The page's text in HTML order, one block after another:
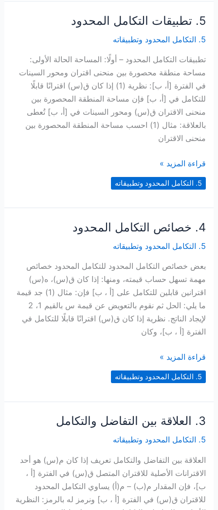
5. تطبيقات التكامل المحدود
5. التكامل المحدود وتطبيقاته
تطبيقات التكامل المحدود – أولًا: المساحة الحالة الأولى:
مساحة منطقة محصورة بين منحنى اقتران ومحور السينات
في الفترة [أ، ب]: نظرية (1) إذا كان ق(س) اقترانًا قابلًا
للتكامل في [أ، ب] فإن مساحة المنطقة المحصورة بين
منحنى الاقتران ق(س) ومحور السينات في [أ، ب] تُعطى
بالعلاقة: مثال (1) احسب مساحة المنطقة المحصورة بين
منحنى الاقتران
5.
تطبيقات
التكامل
قراءة المزيد »
5. التكامل المحدود وتطبيقاته
4. خصائص التكامل المحدود
5. التكامل المحدود وتطبيقاته
بعض خصائص التكامل المحدود للتكامل المحدود خصائص
مهمة تسهل حساب قيمته، ومنها: إذا كان ق(س)، ه(س)
اقترانين قابلين للتكامل على [أ ، ب] فإن: مثال (1) جد قيمة
ما يلي: الحل ثم نقوم بالتعويض عن قيمة س بالقيم 1، 2
لإيجاد الناتج. نظرية إذا كان ق(س) اقترانًا قابلًا للتكامل في
الفترة [أ ، ب]، وكان
4.
خصائص
التكامل
قراءة المزيد »
5. التكامل المحدود وتطبيقاته
3. العلاقة بين التفاضل والتكامل
5. التكامل المحدود وتطبيقاته
العلاقة بين التفاضل والتكامل تعريف إذا كان م(س) هو أحد
الاقترانات الأصلية للاقتران المتصل ق(س) في الفترة [أ ،
ب]، فإن المقدار م(ب) – م(أ) يساوي التكامل المحدود
للاقتران ق(س) في الفترة [أ ، ب] ونرمز له بالرمز: النظرية